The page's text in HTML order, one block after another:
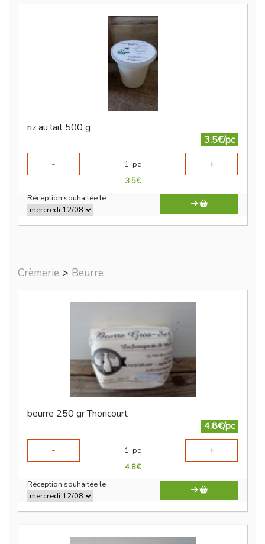
riz au lait 500 g
3.5€/pc
-
1 pc +
3.5€
Réception souhaitée le
Crèmerie > Beurre
beurre 250 gr Thoricourt
4.8€/pc
-
1 pc +
4.8€
Réception souhaitée le